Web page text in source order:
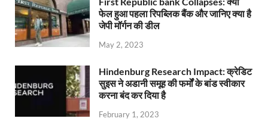
फेल हुआ पहला रिपब्लिक बैंक और जानिए क्या है
जेपी मॉर्गन की डील
May 2, 2023
Hindenburg Research Impact: क्रेडिट
सुइस ने अडानी समूह की फर्मों के बांड स्वीकार
करना बंद कर दिया है
February 1, 2023